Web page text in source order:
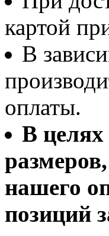
картой
В
оплаты.
В
нашего
позиций